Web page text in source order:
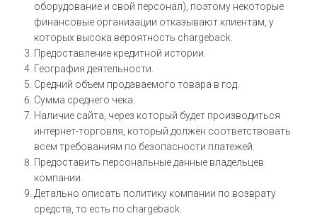
оборудование и свой персонал), поэтому некоторые
финансовые организации отказывают клиентам, у
которых высока вероятность chargeback.
Предоставление кредитной истории.
География деятельности.
Средний объем продаваемого товара в год.
Сумма среднего чека.
Наличие сайта, через который будет производиться
интернет-торговля, который должен соответствовать
всем требованиям по безопасности платежей.
Предоставить персональные данные владельцев
компании.
Детально описать политику компании по возврату
средств, то есть по chargeback.